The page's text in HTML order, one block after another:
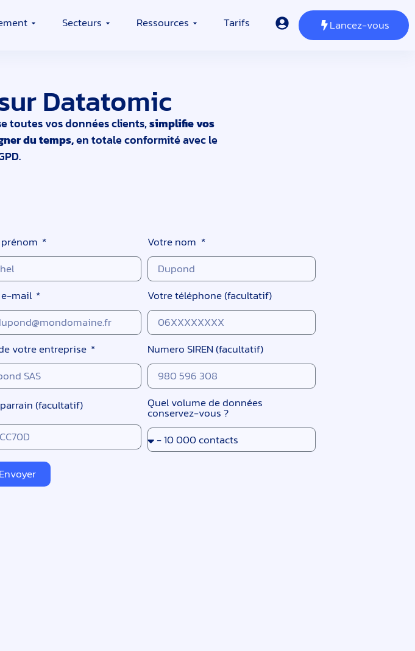
Secteurs Ressources Tarifs Lancez-vous
Datatomic
toutes vos données clients,simplifie vos
du temps,en totale conformité avec le
Votre nom
mail Votre téléphone (facultatif)
votre entreprise Numero SIREN (facultatif)
(facultatif) Quel volume de données
conservez-vous ?